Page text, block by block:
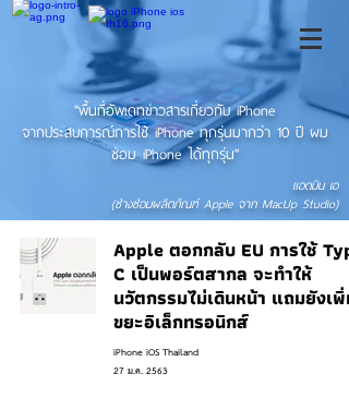
"พื้นที่อัพเดทข่าวสารเกี่ยวกับ iPhone
จากประสบการณ์การใช้ iPhone ทุกรุ่นมากว่า 10 ปี ผม
ซ่อม iPhone ได้ทุกรุ่น"
แอดมิน เอ
(ช่างซ่อมผลิตภัณฑ์ Apple จาก MacUp Studio)
Apple ตอกกลับ EU การใช้ Type
C เป็นพอร์ตสากล จะทำให้
นวัตกรรมไม่เดินหน้า แถมยังเพิ่ม
ขยะอิเล็กทรอนิกส์
iPhone iOS Thailand
27 ม.ค. 2563